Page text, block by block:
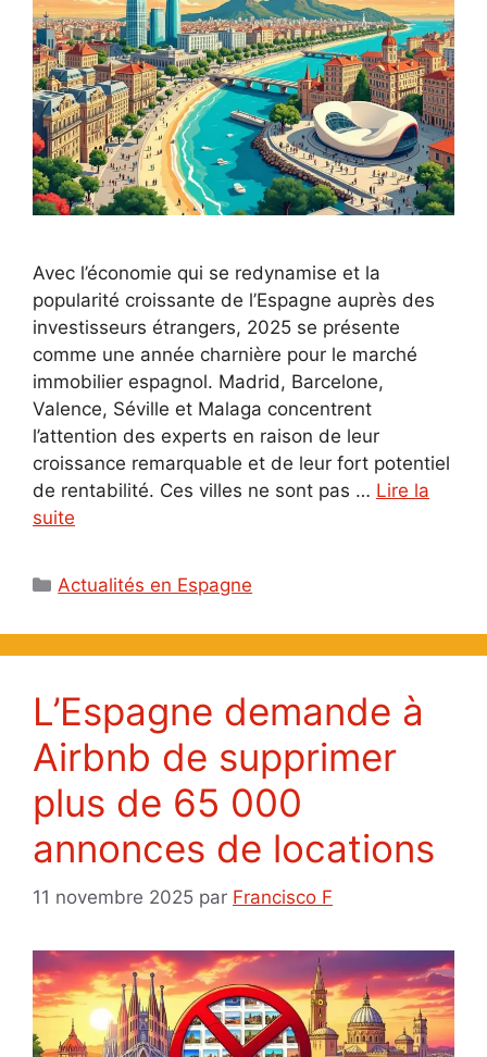
Avec l’économie qui se redynamise et la
popularité croissante de l’Espagne auprès des
investisseurs étrangers, 2025 se présente
comme une année charnière pour le marché
immobilier espagnol. Madrid, Barcelone,
Valence, Séville et Malaga concentrent
l’attention des experts en raison de leur
croissance remarquable et de leur fort potentiel
de rentabilité. Ces villes ne sont pas … Lire la
suite
Catégories
Actualités en Espagne
L’Espagne demande à
Airbnb de supprimer
plus de 65 000
annonces de locations
11 novembre 2025 par Francisco F